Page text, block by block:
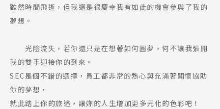
雖然時間飛逝，但我還是很慶幸我有如此的機會參與了我的
夢想。
光陰流失，若你還只是在想著如何圓夢，何不讓我張開
我的雙手迎接你的到來。
SEC是個不錯的選擇，員工都非常的熱心與充滿著關懷協助
你的夢想，
就此踏上你的旅途，讓妳的人生增加更多元化的色彩吧！